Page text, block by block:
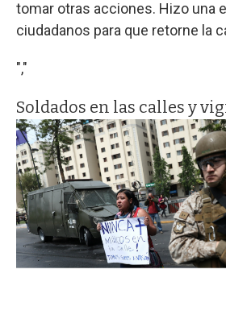
tomar otras acciones. Hizo una
ciudadanos para que retorne la
","
Soldados en las calles y